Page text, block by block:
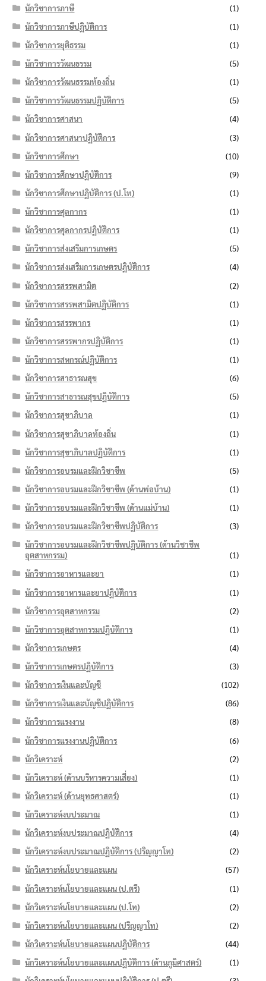
นักวิชาการภาษี
(1)
นักวิชาการภาษีปฏิบัติการ
(1)
นักวิชาการยุติธรรม
(1)
นักวิชาการวัฒนธรรม
(5)
นักวิชาการวัฒนธรรมท้องถิ่น
(1)
นักวิชาการวัฒนธรรมปฏิบัติการ
(5)
นักวิชาการศาสนา
(4)
นักวิชาการศาสนาปฏิบัติการ
(3)
นักวิชาการศึกษา
(10)
นักวิชาการศึกษาปฏิบัติการ
(9)
นักวิชาการศึกษาปฏิบัติการ (ป.โท)
(1)
นักวิชาการศุลกากร
(1)
นักวิชาการศุลกากรปฏิบัติการ
(1)
นักวิชาการส่งเสริมการเกษตร
(5)
นักวิชาการส่งเสริมการเกษตรปฏิบัติการ
(4)
นักวิชาการสรรพสามิต
(2)
นักวิชาการสรรพสามิตปฏิบัติการ
(1)
นักวิชาการสรรพากร
(1)
นักวิชาการสรรพากรปฏิบัติการ
(1)
นักวิชาการสหกรณ์ปฏิบัติการ
(1)
นักวิชาการสาธารณสุข
(6)
นักวิชาการสาธารณสุขปฏิบัติการ
(5)
นักวิชาการสุขาภิบาล
(1)
นักวิชาการสุขาภิบาลท้องถิ่น
(1)
นักวิชาการสุขาภิบาลปฏิบัติการ
(1)
นักวิชาการอบรมและฝึกวิชาชีพ
(5)
นักวิชาการอบรมและฝึกวิชาชีพ (ด้านพ่อบ้าน)
(1)
นักวิชาการอบรมและฝึกวิชาชีพ (ด้านแม่บ้าน)
(1)
นักวิชาการอบรมและฝึกวิชาชีพปฏิบัติการ
(3)
นักวิชาการอบรมและฝึกวิชาชีพปฏิบัติการ (ด้านวิชาชีพ
อุตสาหกรรม)
(1)
นักวิชาการอาหารและยา
(1)
นักวิชาการอาหารและยาปฏิบัติการ
(1)
นักวิชาการอุตสาหกรรม
(2)
นักวิชาการอุตสาหกรรมปฏิบัติการ
(1)
นักวิชาการเกษตร
(4)
นักวิชาการเกษตรปฏิบัติการ
(3)
นักวิชาการเงินและบัญชี
(102)
นักวิชาการเงินและบัญชีปฏิบัติการ
(86)
นักวิชาการแรงงาน
(8)
นักวิชาการแรงงานปฏิบัติการ
(6)
นักวิเคราะห์
(2)
นักวิเคราะห์ (ด้านบริหารความเสี่ยง)
(1)
นักวิเคราะห์ (ด้านยุทธศาสตร์)
(1)
นักวิเคราะห์งบประมาณ
(1)
นักวิเคราะห์งบประมาณปฏิบัติการ
(4)
นักวิเคราะห์งบประมาณปฏิบัติการ (ปริญญาโท)
(2)
นักวิเคราะห์นโยบายและแผน
(57)
นักวิเคราะห์นโยบายและแผน (ป.ตรี)
(1)
นักวิเคราะห์นโยบายและแผน (ป.โท)
(2)
นักวิเคราะห์นโยบายและแผน (ปริญญาโท)
(2)
นักวิเคราะห์นโยบายและแผนปฏิบัติการ
(44)
นักวิเคราะห์นโยบายและแผนปฏิบัติการ (ด้านภูมิศาสตร์)
(1)